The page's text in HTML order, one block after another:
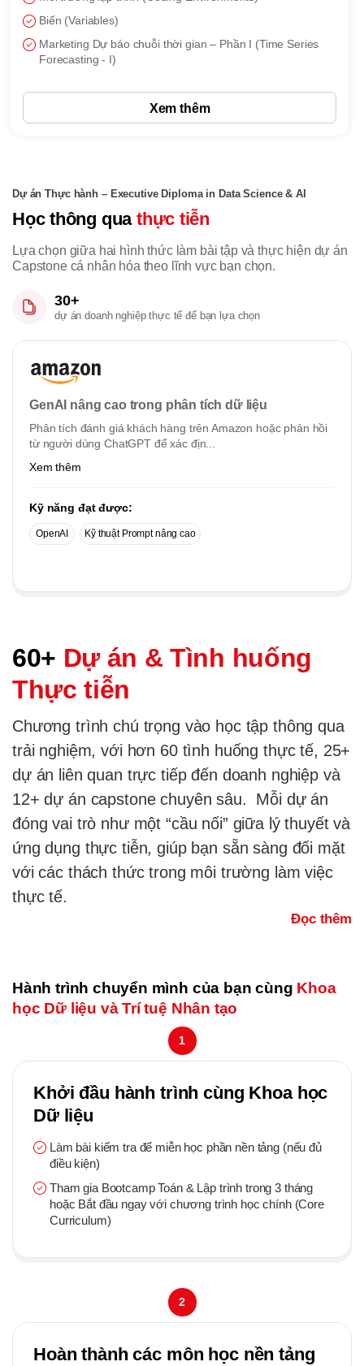
Biến (Variables)
Marketing Dự báo chuỗi thời gian – Phần I (Time Series
Forecasting - I)
Xem thêm
Dự án Thực hành – Executive Diploma in Data Science & AI
Học thông qua thực tiễn
Lựa chọn giữa hai hình thức làm bài tập và thực hiện dự án
Capstone cá nhân hóa theo lĩnh vực bạn chọn.
30+
dự án doanh nghiệp thực tế để bạn lựa chọn
GenAI nâng cao trong phân tích dữ liệu
Phân tích đánh giá khách hàng trên Amazon hoặc phản hồi
từ người dùng ChatGPT để xác địn...
Xem thêm
Kỹ năng đạt được:
OpenAI Kỹ thuật Prompt nâng cao
60+ Dự án & Tình huống
Thực tiễn
Chương trình chú trọng vào học tập thông qua
trải nghiệm, với hơn 60 tình huống thực tế, 25+
dự án liên quan trực tiếp đến doanh nghiệp và
12+ dự án capstone chuyên sâu. Mỗi dự án
đóng vai trò như một “cầu nối” giữa lý thuyết và
ứng dụng thực tiễn, giúp bạn sẵn sàng đối mặt
với các thách thức trong môi trường làm việc
thực tế.
Đọc thêm
Hành trình chuyển mình của bạn cùng Khoa
học Dữ liệu và Trí tuệ Nhân tạo
Khởi đầu hành trình cùng Khoa học
Dữ liệu
Làm bài kiểm tra để miễn học phần nền tảng (nếu đủ
điều kiện)
Tham gia Bootcamp Toán & Lập trình trong 3 tháng
hoặc Bắt đầu ngay với chương trình học chính (Core
Curriculum)
1
Hoàn thành các môn học nền tảng
2